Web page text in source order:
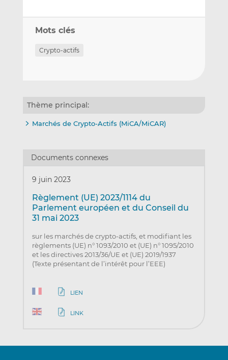
Mots clés
Crypto-actifs
Thème principal:
Marchés de Crypto-Actifs (MiCA/MiCAR)
Documents connexes
9 juin 2023
Règlement (UE) 2023/1114 du
Parlement européen et du Conseil du
31 mai 2023
sur les marchés de crypto-actifs, et modifiant les
règlements (UE) n° 1093/2010 et (UE) n° 1095/2010
et les directives 2013/36/UE et (UE) 2019/1937
(Texte présentant de l’intérêt pour l’EEE)
LIEN
LINK